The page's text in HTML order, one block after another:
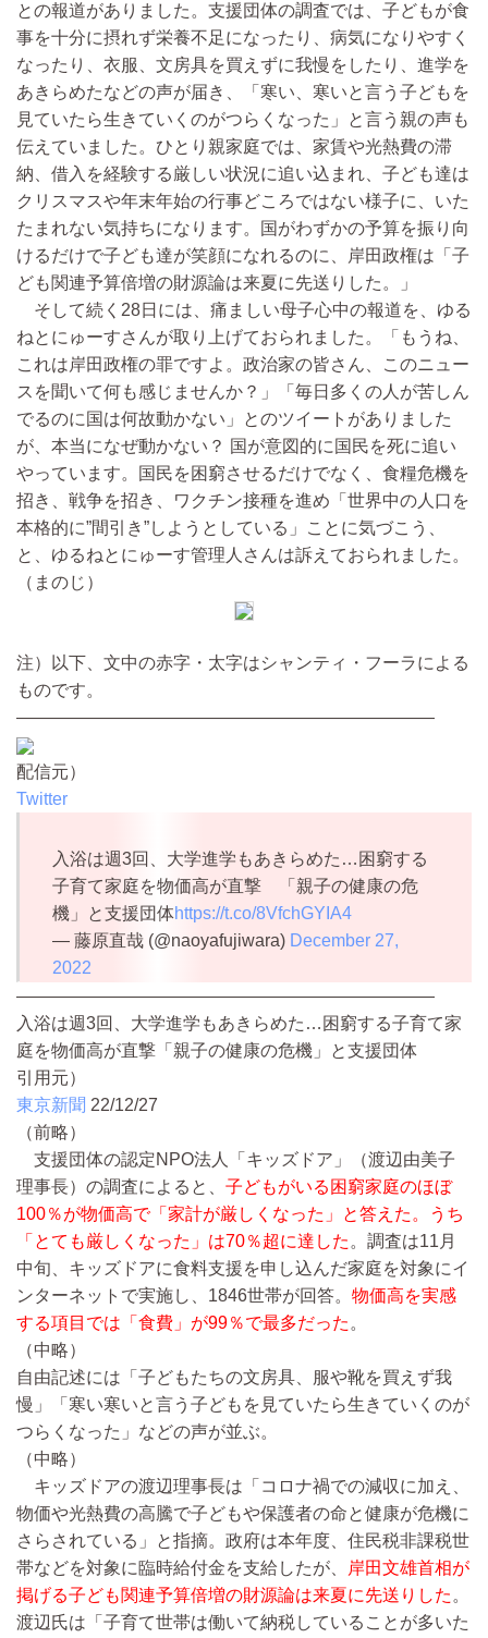
との報道がありました。支援団体の調査では、子どもが食
事を十分に摂れず栄養不足になったり、病気になりやすく
なったり、衣服、文房具を買えずに我慢をしたり、進学を
あきらめたなどの声が届き、「寒い、寒いと言う子どもを
見ていたら生きていくのがつらくなった」と言う親の声も
伝えていました。ひとり親家庭では、家賃や光熱費の滞
納、借入を経験する厳しい状況に追い込まれ、子ども達は
クリスマスや年末年始の行事どころではない様子に、いた
たまれない気持ちになります。国がわずかの予算を振り向
けるだけで子ども達が笑顔になれるのに、岸田政権は「子
ども関連予算倍増の財源論は来夏に先送りした。」
そして続く28日には、痛ましい母子心中の報道を、ゆる
ねとにゅーすさんが取り上げておられました。「もうね、
これは岸田政権の罪ですよ。政治家の皆さん、このニュー
スを聞いて何も感じませんか？」「毎日多くの人が苦しん
でるのに国は何故動かない」とのツイートがありました
が、本当になぜ動かない？ 国が意図的に国民を死に追い
やっています。国民を困窮させるだけでなく、食糧危機を
招き、戦争を招き、ワクチン接種を進め「世界中の人口を
本格的に”間引き”しようとしている」ことに気づこう、
と、ゆるねとにゅーす管理人さんは訴えておられました。
（まのじ）
注）以下、文中の赤字・太字はシャンティ・フーラによる
ものです。
————————————————————————
配信元）
Twitter
入浴は週3回、大学進学もあきらめた…困窮する
子育て家庭を物価高が直撃 「親子の健康の危
機」と支援団体https://t.co/8VfchGYIA4
— 藤原直哉 (@naoyafujiwara) December 27,
2022
————————————————————————
入浴は週3回、大学進学もあきらめた…困窮する子育て家
庭を物価高が直撃「親子の健康の危機」と支援団体
引用元）
東京新聞 22/12/27
（前略）
支援団体の認定NPO法人「キッズドア」（渡辺由美子
理事長）の調査によると、 子どもがいる困窮家庭のほぼ
100％が物価高で「家計が厳しくなった」と答えた。うち
「とても厳しくなった」は70％超に達した 。調査は11月
中旬、キッズドアに食料支援を申し込んだ家庭を対象にイ
ンターネットで実施し、1846世帯が回答。 物価高を実感
する項目では「食費」が99％で最多だった 。
（中略）
自由記述には「子どもたちの文房具、服や靴を買えず我
慢」「寒い寒いと言う子どもを見ていたら生きていくのが
つらくなった」などの声が並ぶ。
（中略）
キッズドアの渡辺理事長は「コロナ禍での減収に加え、
物価や光熱費の高騰で子どもや保護者の命と健康が危機に
さらされている」と指摘。政府は本年度、住民税非課税世
帯などを対象に臨時給付金を支給したが、
岸田文雄首相が
掲げる子ども関連予算倍増の財源論は来夏に先送りした 。
渡辺氏は「子育て世帯は働いて納税していることが多いた